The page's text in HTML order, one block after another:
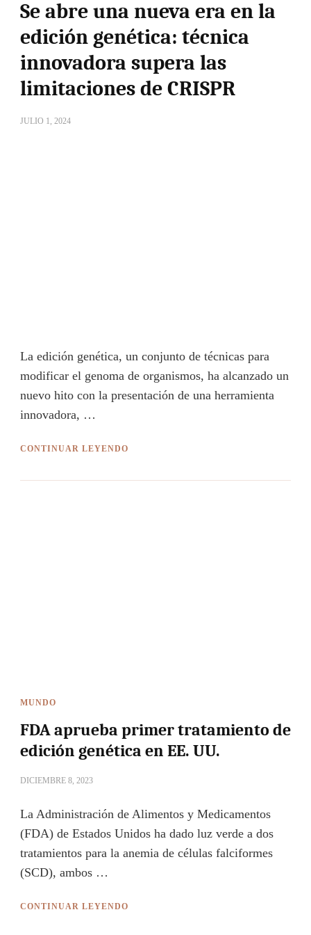
Se abre una nueva era en la
edición genética: técnica
innovadora supera las
limitaciones de CRISPR
JULIO 1, 2024
La edición genética, un conjunto de técnicas para
modificar el genoma de organismos, ha alcanzado un
nuevo hito con la presentación de una herramienta
innovadora, …
CONTINUAR LEYENDO
MUNDO
FDA aprueba primer tratamiento de
edición genética en EE. UU.
DICIEMBRE 8, 2023
La Administración de Alimentos y Medicamentos
(FDA) de Estados Unidos ha dado luz verde a dos
tratamientos para la anemia de células falciformes
(SCD), ambos …
CONTINUAR LEYENDO